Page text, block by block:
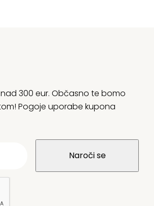
300 eur. Občasno te bomo
Pogoje uporabe kupona